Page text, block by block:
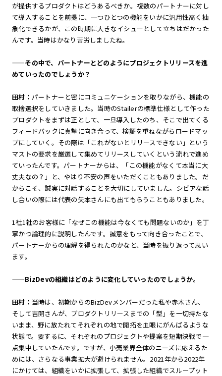
が提供するプロダクトはどうあるべきか。複数のパートナーに対し
て導入することを前提に、一つひとつの機能をいかに汎用性高く抽
象化できるかが、この時期に大きなイシューとして立ちはだかった
んです。当時はかなり苦労しましたね。
——その中で、パートナーとどのようにプロジェクトリリースを進
めていったのでしょうか？
田村： パートナーと密にコミュニケーションを取りながら、機能の
取捨選択をしていきました。当時のStailerの標準仕様として作った
プロダクトをまずは正として、一旦導入したのち、そこで出てくる
フィードバックに真摯に向き合って、検証を重ねながらロードマッ
プにしていく。その際は「これがないとリリースできない」という
マストの要求を厳選して集めてリリースしていくという流れで進め
ていったんです。パートナーからは、「この機能がなくて本当に大
丈夫なの？」と、やはり不安の声をいただくこともありました。だ
からこそ、誠実に対話することを大切にしていました。シビアな話
し合いの際には代表の矢本さんにも出てもらうこともありました。
1社1社のお客様に「なぜこの機能は今なくても問題ないのか」を丁
寧かつ論理的に説明したんです。誠意をもって向き合ったことで、
パートナーからの理解を得られたのかなと、当時を振り返って思い
ます。
——BizDevの組織はどのように変化していったのでしょうか。
田村： 当時は、初期からのBizDevメンバーだった私や赤木さん、
そして吉開さんが、プロダクトリリースまでの「型」を一切持たな
いまま、野に放たれてそれぞれの地で開拓を血眼にがんばるような
状態で。要するに、それぞれのプロジェクトや提案を短期決戦で一
点集中していたんです。ですが、小売業界全体のニーズに応えるた
めには、さらなる事業拡大が避けられません。2021年から2022年
にかけては、組織をいかに拡張して、拡張した組織でスループット